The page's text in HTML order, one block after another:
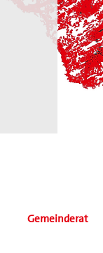
Gemeinderat